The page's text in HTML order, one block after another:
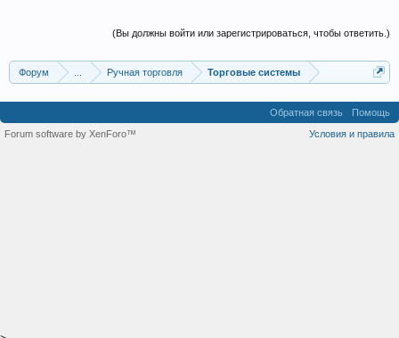
(Вы должны войти или зарегистрироваться, чтобы ответить.)
Форум Ручная торговля Торговые системы
Обратная связь
Помощь
Условия и правила
Forum software by XenForo™